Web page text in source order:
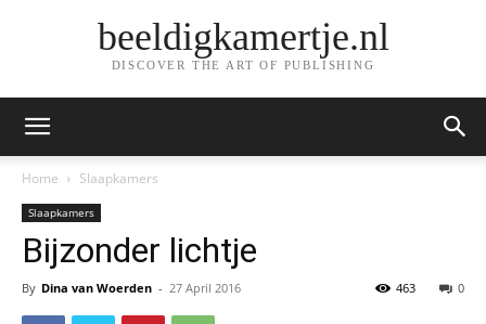
beeldigkamertje.nl
DISCOVER THE ART OF PUBLISHING
Home Slaapkamers
Slaapkamers
Bijzonder lichtje
By Dina van Woerden - 27 April 2016 0
463